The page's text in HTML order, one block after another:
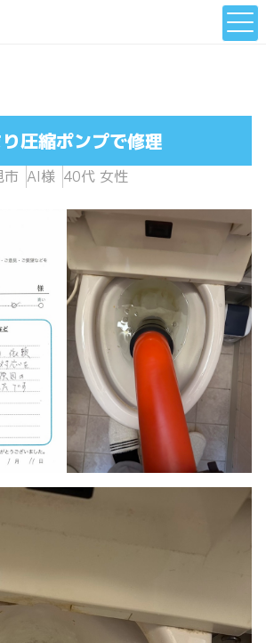
圧縮ポンプで修理
市 AI様 40代 女性